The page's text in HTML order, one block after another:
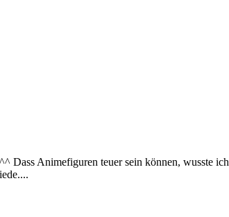
Dass Animefiguren teuer sein können, wusste